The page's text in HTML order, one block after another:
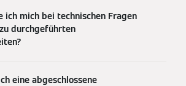
ich mich bei technischen Fragen
durchgeführten
eine abgeschlossene